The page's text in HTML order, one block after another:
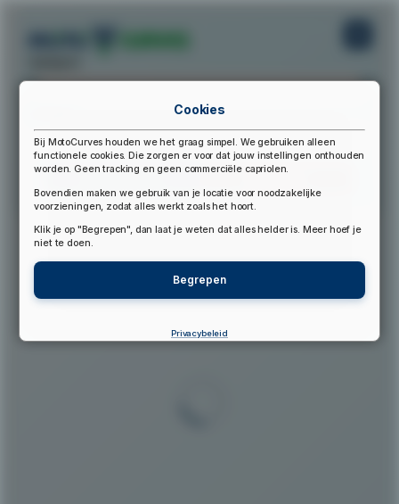
▲
Cookies
Bij MotoCurves houden we het graag simpel. We gebruiken alleen
functionele cookies. Die zorgen er voor dat jouw instellingen onthouden
worden. Geen tracking en geen commerciële capriolen.
Bovendien maken we gebruik van je locatie voor noodzakelijke
voorzieningen, zodat alles werkt zoals het hoort.
Klik je op "Begrepen", dan laat je weten dat alles helder is. Meer hoef je
niet te doen.
Begrepen
Privacybeleid